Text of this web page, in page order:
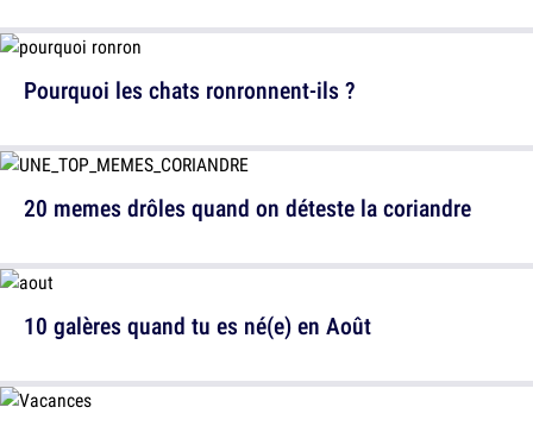
Pourquoi les chats ronronnent-ils ?
10 galères quand tu es né(e) en Août
20 memes drôles quand on déteste la coriandre